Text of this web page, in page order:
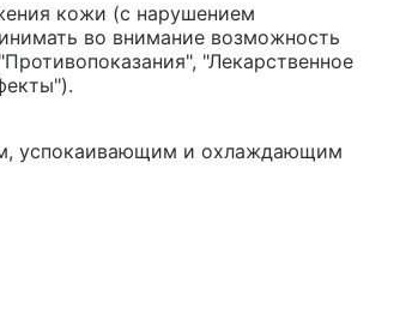
кожи (с нарушением
во внимание возможность
"Лекарственное
успокаивающим и охлаждающим